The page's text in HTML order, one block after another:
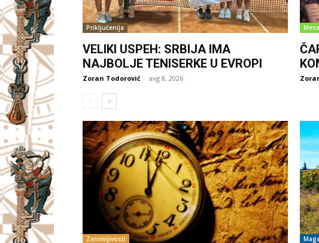
Priključenija
VELIKI USPEH: SRBIJA IMA
NAJBOLJE TENISERKE U EVROPI
Zoran Todorović - avg 8, 2026
Zanimljivosti